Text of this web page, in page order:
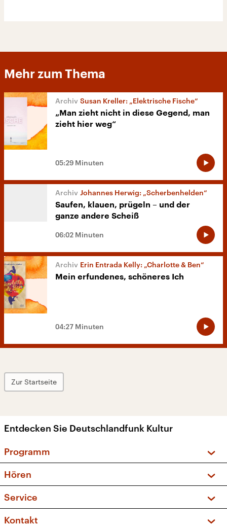
Mehr zum Thema
Susan Kreller: „Elektrische Fische“
„Man zieht nicht in diese Gegend, man
zieht hier weg“
05:29 Minuten
Johannes Herwig: „Scherbenhelden“
Saufen, klauen, prügeln – und der
ganze andere Scheiß
06:02 Minuten
Erin Entrada Kelly: „Charlotte & Ben“
Mein erfundenes, schöneres Ich
04:27 Minuten
Zur Startseite
Entdecken Sie Deutschlandfunk Kultur
Programm
Sendungen und Podcasts
Musikliste
Kakadu – Das Kinderprogramm
Hören
Frequenzen (UKW + DAB+)
Service
FAQ
Kontakt